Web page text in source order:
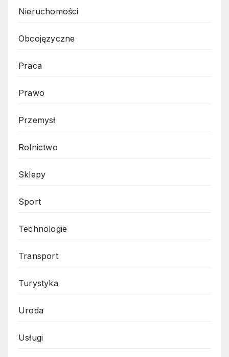
Nieruchomości
Obcojęzyczne
Praca
Prawo
Przemysł
Rolnictwo
Sklepy
Sport
Technologie
Transport
Turystyka
Uroda
Usługi